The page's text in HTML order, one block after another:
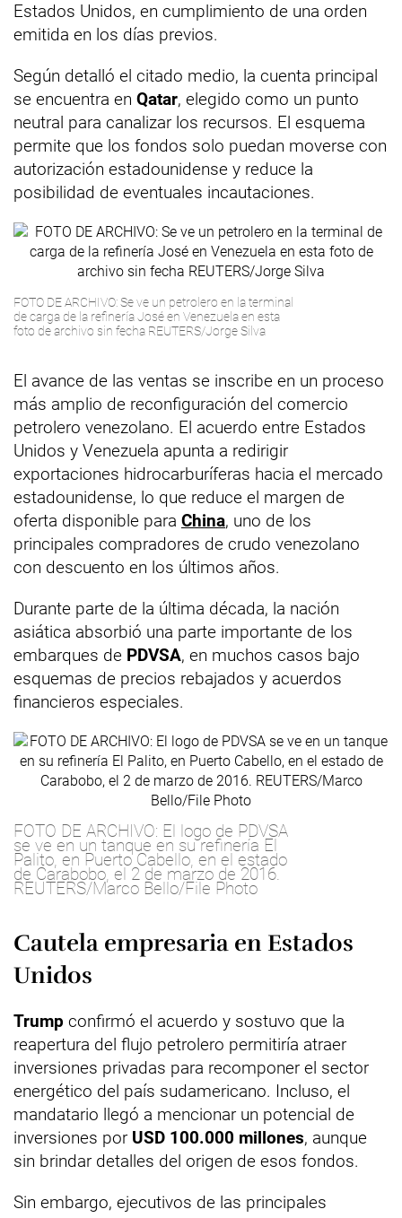
Estados Unidos, en cumplimiento de una orden
emitida en los días previos.
Según detalló el citado medio, la cuenta principal
se encuentra en Qatar, elegido como un punto
neutral para canalizar los recursos. El esquema
permite que los fondos solo puedan moverse con
autorización estadounidense y reduce la
posibilidad de eventuales incautaciones.
FOTO DE ARCHIVO: Se ve un petrolero en la terminal
de carga de la refinería José en Venezuela en esta
foto de archivo sin fecha REUTERS/Jorge Silva
El avance de las ventas se inscribe en un proceso
más amplio de reconfiguración del comercio
petrolero venezolano. El acuerdo entre Estados
Unidos y Venezuela apunta a redirigir
exportaciones hidrocarburíferas hacia el mercado
estadounidense, lo que reduce el margen de
oferta disponible para China, uno de los
principales compradores de crudo venezolano
con descuento en los últimos años.
Durante parte de la última década, la nación
asiática absorbió una parte importante de los
embarques de PDVSA, en muchos casos bajo
esquemas de precios rebajados y acuerdos
financieros especiales.
FOTO DE ARCHIVO: El logo de PDVSA
se ve en un tanque en su refinería El
Palito, en Puerto Cabello, en el estado
de Carabobo, el 2 de marzo de 2016.
REUTERS/Marco Bello/File Photo
Cautela empresaria en Estados
Unidos
Trump confirmó el acuerdo y sostuvo que la
reapertura del flujo petrolero permitiría atraer
inversiones privadas para recomponer el sector
energético del país sudamericano. Incluso, el
mandatario llegó a mencionar un potencial de
inversiones por USD 100.000 millones, aunque
sin brindar detalles del origen de esos fondos.
Sin embargo, ejecutivos de las principales